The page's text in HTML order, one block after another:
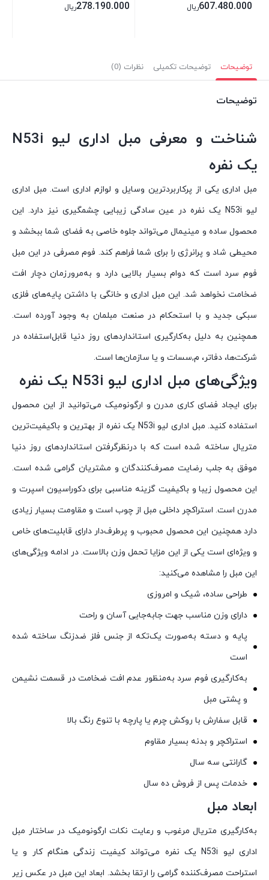
607.480.000ریال 278.190.000ریال
توضیحات توضیحات تکمیلی نظرات (0)
توضیحات
شناخت و معرفی مبل اداری لیو N53i
یک نفره
مبل اداری یکی از پرکاربردترین وسایل و لوازم اداری است. مبل اداری
لیو N53i یک نفره در عین سادگی زیبایی چشمگیری نیز دارد. این
محصول ساده و مینیمال می‌تواند جلوه خاصی به فضای شما ببخشد و
محیطی شاد و پرانرژی را برای شما فراهم کند. فوم مصرفی در این مبل
فوم سرد است که دوام بسیار بالایی دارد و به‌مرورزمان دچار افت
ضخامت نخواهد شد. این مبل اداری و خانگی با داشتن پایه‌های فلزی
سبکی جدید و با استحکام در صنعت مبلمان به وجود آورده است.
همچنین به دلیل به‌کارگیری استانداردهای روز دنیا قابل‌استفاده در
شرکت‌ها، دفاتر، م,سسات و یا سازمان‌ها است.
ویژگی‌های مبل اداری لیو N53i یک نفره
برای ایجاد فضای کاری مدرن و ارگونومیک می‌توانید از این محصول
استفاده کنید. مبل اداری لیو N53i یک نفره از بهترین و باکیفیت‌ترین
متریال ساخته شده است که با درنظرگرفتن استانداردهای روز دنیا
موفق به جلب رضایت مصرف‌کنندگان و مشتریان گرامی شده است.
این محصول زیبا و باکیفیت گزینه مناسبی برای دکوراسیون اسپرت و
مدرن است. استراکچر داخلی مبل از چوب است و مقاومت بسیار زیادی
دارد همچنین این محصول محبوب و پرطرف‌دار دارای قابلیت‌های خاص
و ویژه‌ای است یکی از این مزایا تحمل وزن بالاست. در ادامه ویژگی‌های
این مبل را مشاهده می‌کنید:
طراحی ساده، شیک و امروزی
دارای وزن مناسب جهت جابه‌جایی آسان و راحت
پایه و دسته به‌صورت یک‌تکه از جنس فلز ضدزنگ ساخته شده
است
به‌کارگیری فوم سرد به‌منظور عدم افت ضخامت در قسمت نشیمن
و پشتی مبل
قابل سفارش با روکش چرم یا پارچه با تنوع رنگ بالا
استراکچر و بدنه بسیار مقاوم
گارانتی سه سال
خدمات پس از فروش ده سال
ابعاد مبل
به‌کارگیری متریال مرغوب و رعایت نکات ارگونومیک در ساختار مبل
اداری لیو N53i یک نفره می‌تواند کیفیت زندگی هنگام کار و یا
استراحت مصرف‌کننده گرامی را ارتقا بخشد. ابعاد این مبل در عکس زیر